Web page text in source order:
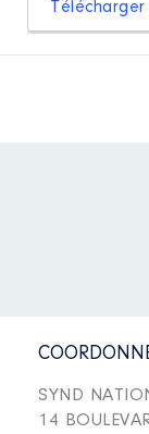
Télécharger
SYND
14